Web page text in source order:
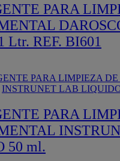
PARA
Ltr. REF. BI601
PARA
50 ml.